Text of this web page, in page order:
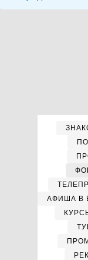
АФИША В